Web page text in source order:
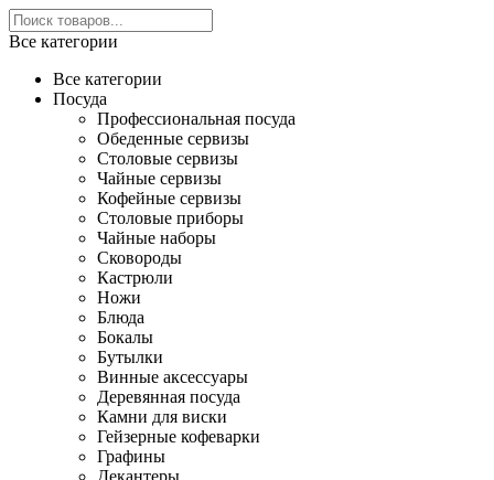
Все категории
Все категории
Посуда
Профессиональная посуда
Обеденные сервизы
Столовые сервизы
Чайные сервизы
Кофейные сервизы
Столовые приборы
Чайные наборы
Сковороды
Кастрюли
Ножи
Блюда
Бокалы
Бутылки
Винные аксессуары
Деревянная посуда
Камни для виски
Гейзерные кофеварки
Графины
Декантеры